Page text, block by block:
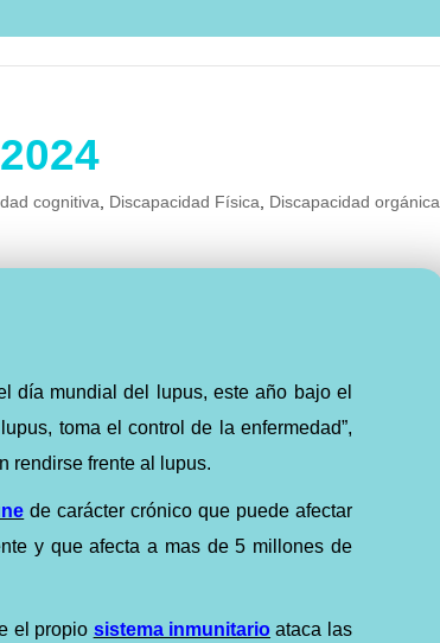
cognitiva Discapacidad Física
Discapacidad orgánica
día mundial del lupus, este año bajo el
toma el control de la enfermedad”,
rendirse frente al lupus.
de carácter crónico que puede afectar
y que afecta a mas de 5 millones de
el propio sistema inmunitario ataca las